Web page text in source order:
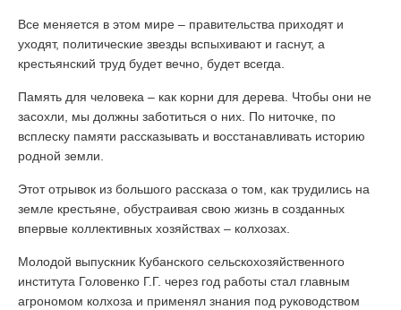
Все меняется в этом мире – правительства приходят и
уходят, политические звезды вспыхивают и гаснут, а
крестьянский труд будет вечно, будет всегда.
Память для человека – как корни для дерева. Чтобы они не
засохли, мы должны заботиться о них. По ниточке, по
всплеску памяти рассказывать и восстанавливать историю
родной земли.
Этот отрывок из большого рассказа о том, как трудились на
земле крестьяне, обустраивая свою жизнь в созданных
впервые коллективных хозяйствах – колхозах.
Молодой выпускник Кубанского сельскохозяйственного
института Головенко Г.Г. через год работы стал главным
агрономом колхоза и применял знания под руководством